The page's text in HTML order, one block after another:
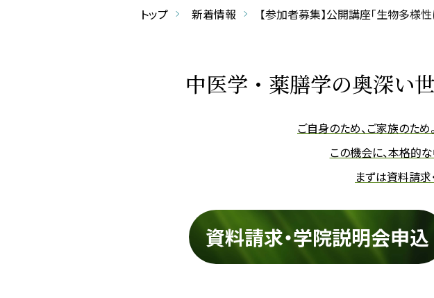
トップ 新着情報 【参加者募集】公開講座「生物多様
中医学・薬膳学の奥深い世
ご自身のため、ご家族のため。
この機会に、本格的
まずは資料請求
資料請求・学院説明会申込